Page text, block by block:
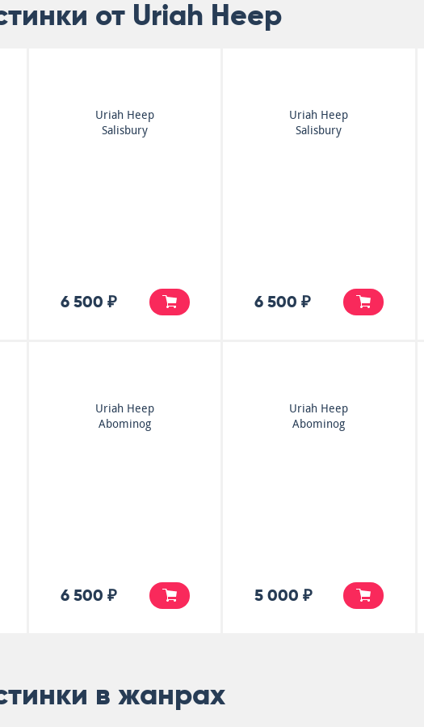
от Uriah Heep
Uriah Heep
Salisbury
6 500 ₽
Uriah Heep
Salisbury
6 500 ₽
Uriah Heep
Abominog
6 500 ₽
Uriah Heep
Abominog
5 000 ₽
в жанрах